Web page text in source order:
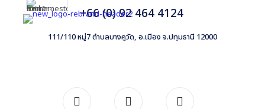
+66 (0) 92 464 4124
111/110 หมู่7 ตำบลบางคูวัด, อ.เมือง จ.ปทุมธานี 12000